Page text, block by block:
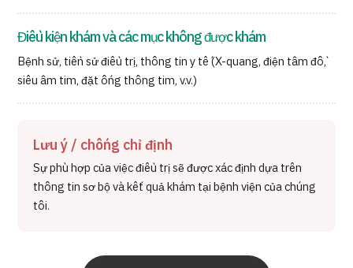
Điều kiện khám và các mục không được khám
Bệnh sử, tiền sử điều trị, thông tin y tế (X-quang, điện tâm đồ,
siêu âm tim, đặt ống thông tim, v.v.)
Lưu ý / chống chỉ định
Sự phù hợp của việc điều trị sẽ được xác định dựa trên
thông tin sơ bộ và kết quả khám tại bệnh viện của chúng
tôi.